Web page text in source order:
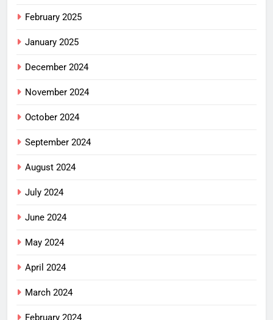
February 2025
January 2025
December 2024
November 2024
October 2024
September 2024
August 2024
July 2024
June 2024
May 2024
April 2024
March 2024
February 2024